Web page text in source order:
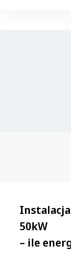
50kW
– ile